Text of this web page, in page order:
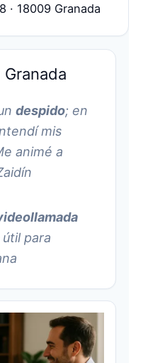
· 18009 Granada
despido; en
mis
animé a
útil para